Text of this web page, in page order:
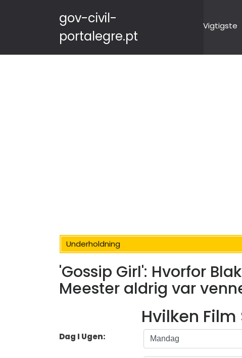
gov-civil-
portalegre.pt
Vigtigste
Underholdning
'Gossip Girl': Hvorfor
Meester aldrig var
Hvilken Film
Dag I Ugen: